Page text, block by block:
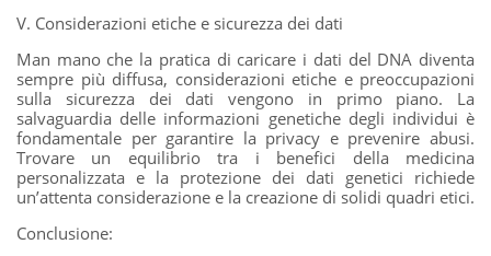
V. Considerazioni etiche e sicurezza dei dati
Man mano che la pratica di caricare i dati del DNA diventa
sempre più diffusa, considerazioni etiche e preoccupazioni
sulla sicurezza dei dati vengono in primo piano. La
salvaguardia delle informazioni genetiche degli individui è
fondamentale per garantire la privacy e prevenire abusi.
Trovare un equilibrio tra i benefici della medicina
personalizzata e la protezione dei dati genetici richiede
un’attenta considerazione e la creazione di solidi quadri etici.
Conclusione: